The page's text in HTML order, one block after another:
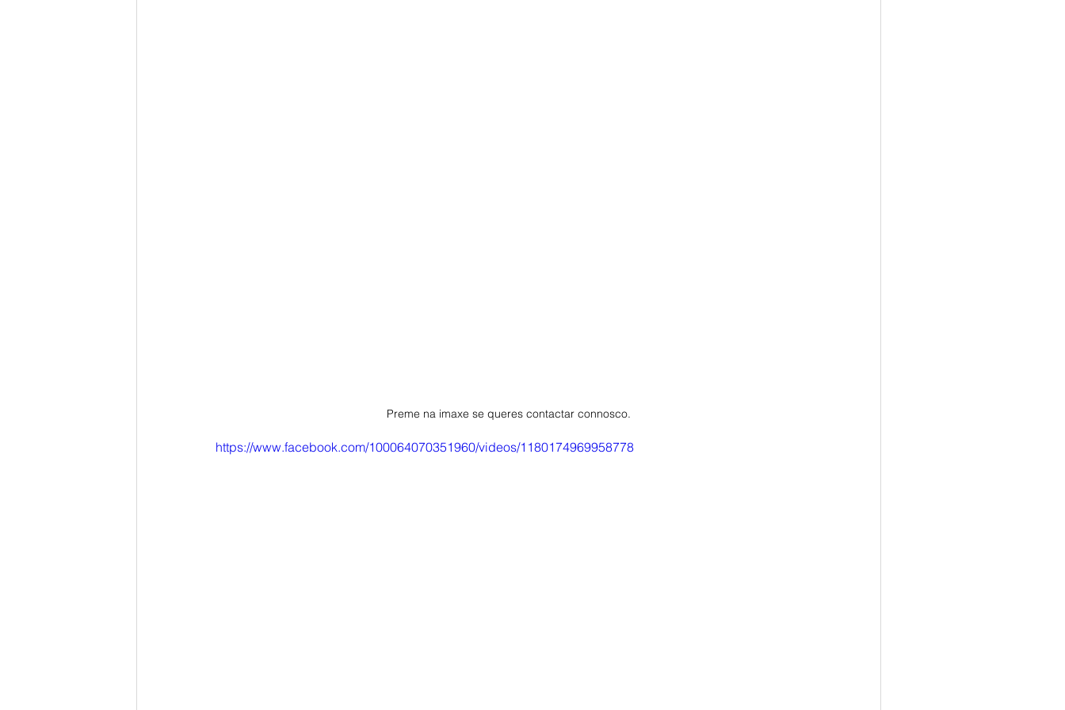
Preme na imaxe se queres contactar connosco.
https://www.facebook.com/100064070351960/videos/1180174969958778